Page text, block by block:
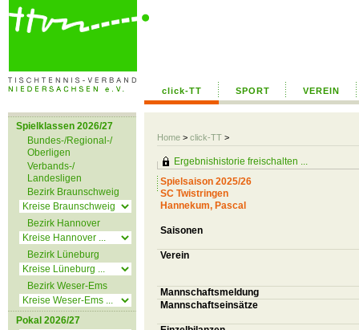
click-TT SPORT VEREIN
Home > click-TT >
Spielklassen 2026/27
Bundes-/Regional-/
Oberligen
Verbands-/
Landesligen
Bezirk Braunschweig
Bezirk Hannover
Bezirk Lüneburg
Bezirk Weser-Ems
Pokal 2026/27
Ergebnishistorie freischalten ...
Spielsaison 2025/26
SC Twistringen
Hannekum, Pascal
Saisonen
Verein
Mannschaftsmeldung
Mannschaftseinsätze